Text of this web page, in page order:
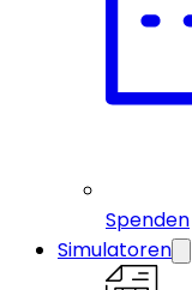
Spenden
Simulatoren